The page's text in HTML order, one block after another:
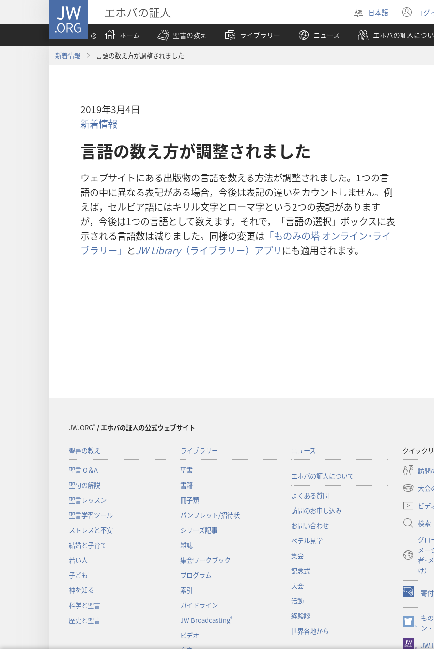
JW.ORG エホバの証人
言
語
を
選
日本語 ログ
（新
し
い
タ
で
ホーム
聖書の教え ライブラリー ニュース エホバの証人につ
新着情報 言語の数え方が調整されました
2019年3月4日
新着情報
言語の数え方が調整されました
ウェブサイトにある出版物の言語を数える方法が調整されました。1つの言
語の中に異なる表記がある場合，今後は表記の違いをカウントしません。例
えば，セルビア語にはキリル文字とローマ字という2つの表記があります
が，今後は1つの言語として数えます。それで，「言語の選択」ボックスに表
示される言語数は減りました。同様の変更は 「ものみの塔 オンライン･ライ
ブラリー」 とJW Library（ライブラリー）アプリ にも適用されます。
JW.ORG®/ エホバの証人の公式ウェブサイト
聖書の教え
聖書 Q＆A
聖句の解説
聖書レッスン
聖書学習ツール
ストレスと不安
結婚と子育て
若い人
子ども
神を知る
科学と聖書
歴史と聖書
ライブラリー
聖書
書籍
冊子類
パンフレット/招待状
シリーズ記事
雑誌
集会ワークブック
プログラム
索引
ガイドライン
JW Broadcasting®
ビデオ
ニュース
エホバの証人について
よくある質問
訪問のお申し込み
お問い合わせ
ベテル見学
集会
記念式
大会
活動
経験談
世界各地から
クイック
訪問
大会
（新
し
タ
開
ビデ
検索
グロ
メー
者･
け）
寄付
（新
し
い
タ
ブ
で
も
ン
（新
し
い
JW